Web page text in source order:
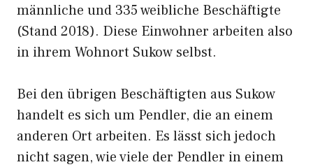
männliche und 335 weibliche Beschäftigte
(Stand 2018). Diese Einwohner arbeiten also
in ihrem Wohnort Sukow selbst.
Bei den übrigen Beschäftigten aus Sukow
handelt es sich um Pendler, die an einem
anderen Ort arbeiten. Es lässt sich jedoch
nicht sagen, wie viele der Pendler in einem